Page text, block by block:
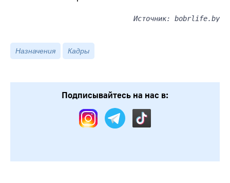
Источник: bobrlife.by
Назначения Кадры
Подписывайтесь на нас в: